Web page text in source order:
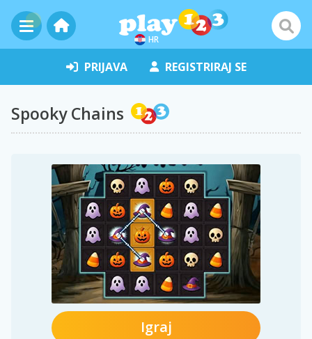
HR
PRIJAVA REGISTRIRAJ SE
Spooky Chains
Igraj